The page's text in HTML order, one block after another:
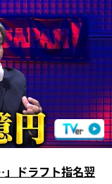
」ドラフト指名翌